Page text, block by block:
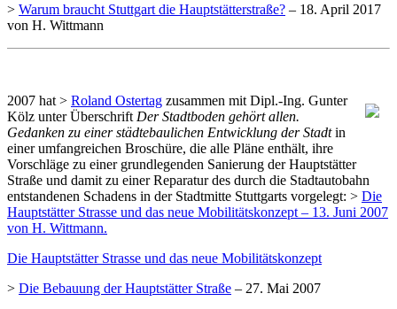
> Warum braucht Stuttgart die Hauptstätterstraße? – 18. April 2017
von H. Wittmann
2007 hat > Roland Ostertag zusammen mit Dipl.-Ing. Gunter
Kölz unter Überschrift Der Stadtboden gehört allen.
Gedanken zu einer städtebaulichen Entwicklung der Stadtin
einer umfangreichen Broschüre, die alle Pläne enthält, ihre
Vorschläge zu einer grundlegenden Sanierung der Hauptstätter
Straße und damit zu einer Reparatur des durch die Stadtautobahn
entstandenen Schadens in der Stadtmitte Stuttgarts vorgelegt: > Die
Hauptstätter Strasse und das neue Mobilitätskonzept – 13. Juni 2007
von H. Wittmann.
Die Hauptstätter Strasse und das neue Mobilitätskonzept
> Die Bebauung der Hauptstätter Straße – 27. Mai 2007